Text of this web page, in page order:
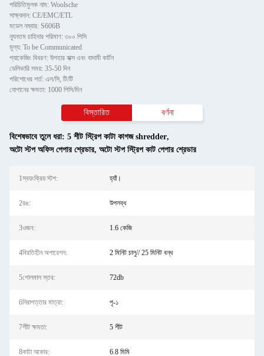
পরিচিতিমুলক নাম: Woolsche
সাক্ষ্যদান: CE/EMC/ETL
মডেল নম্বার: S606B
ন্যূনতম চাহিদার পরিমাণ: ৩০০ পিসি
মূল্য: To be Communicated
প্যাকেজিং বিবরণ: উপহার বাক্স এবং বাদামী কার্টন
ডেলিভারি সময়: 35-50 দিন
পরিশোধের শর্ত: এল/সি, টি/টি
যোগানের ক্ষমতা: 1000 পিসি/দিন
বিস্তারিত বর্ণনা
বিশেষভাবে তুলে ধরা: 5 শীট স্ট্রিপ কাটা কাগজ shredder,
অটো স্টপ অফিস পেপার শ্রেডার, অটো স্টপ স্ট্রিপ কাট পেপার শ্রেডার
1স্বয়ংক্রিয় স্টপ: হ্যাঁ।
2রঙ: উপলব্ধ
3ওজন: 1.6 কেজি
4বিরতিহীন অপারেশন: 2 মিনিট চালু// 25 মিনিট বন্ধ
5গোলমাল স্তর: 72db
6নিরাপত্তার মাত্রা: পৃ-১
7শীট ক্ষমতা: 5 শীট
8কাটা আকার: 6.8 মিমি